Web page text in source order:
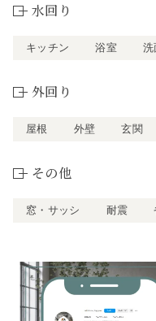
水回り
キッチン 浴室 洗
外回り
屋根 外壁 玄関
その他
窓・サッシ 耐震